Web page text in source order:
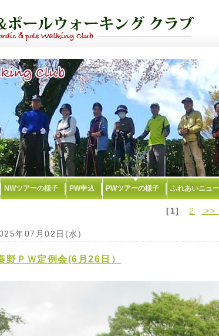
NWツアーの様子 PW申込 PWツアーの様子 ふれあいニュ
[1] 2 >>
年07月02日(水)
野ＰＷ定例会(6月26日）